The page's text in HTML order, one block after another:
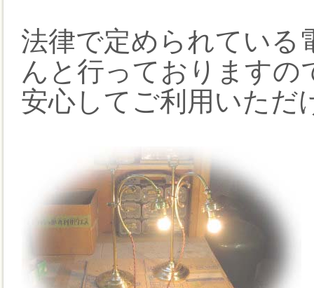
法律で定められている
んと行っておりますの
安心してご利用いただ